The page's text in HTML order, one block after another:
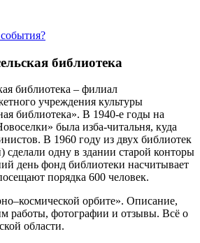
библиотека
библиотека – филиал
учреждения культуры
библиотека». В 1940-е годы на
была изба-читальня, куда
В 1960 году из двух библиотек
сделали одну в здании старой конторы
день фонд библиотеки насчитывает
порядка 600 человек.
орбите». Описание,
работы, фотографии и отзывы. Всё о
области.